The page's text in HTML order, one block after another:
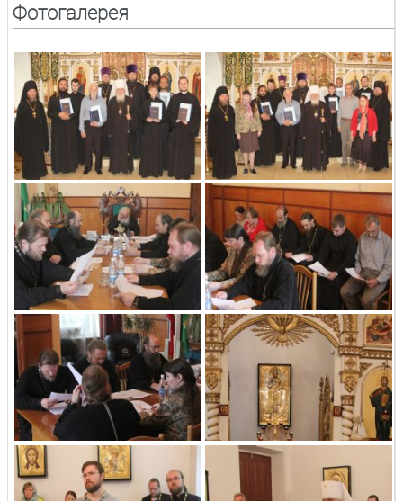
Фотогалерея